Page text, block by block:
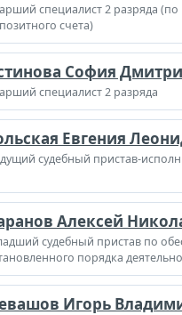
специалист 2 разряда
счета)
София
специалист 2 разряда
Евгения
судебный пристав-
Алексей
судебный пристав по
порядка
Игорь